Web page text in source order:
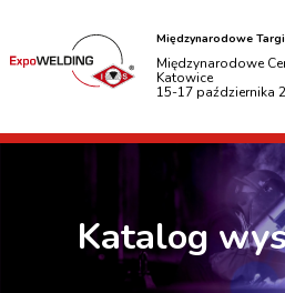
Międzynarodowe
Międzynarodowe
Katowice
15-17 października
Katalog